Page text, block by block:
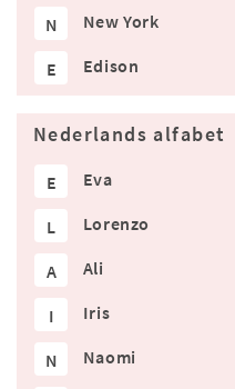
N New York
E Edison
Nederlands alfabet
E Eva
L Lorenzo
A Ali
I Iris
N Naomi